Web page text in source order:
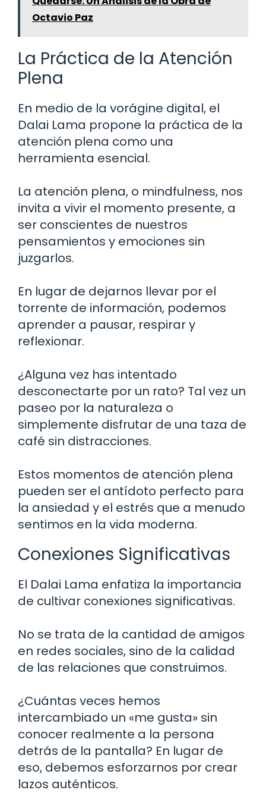
Octavio Paz
La Práctica de la Atención
Plena
En medio de la vorágine digital, el
Dalai Lama propone la práctica de la
atención plena como una
herramienta esencial.
La atención plena, o mindfulness, nos
invita a vivir el momento presente, a
ser conscientes de nuestros
pensamientos y emociones sin
juzgarlos.
En lugar de dejarnos llevar por el
torrente de información, podemos
aprender a pausar, respirar y
reflexionar.
¿Alguna vez has intentado
desconectarte por un rato? Tal vez un
paseo por la naturaleza o
simplemente disfrutar de una taza de
café sin distracciones.
Estos momentos de atención plena
pueden ser el antídoto perfecto para
la ansiedad y el estrés que a menudo
sentimos en la vida moderna.
Conexiones Significativas
El Dalai Lama enfatiza la importancia
de cultivar conexiones significativas.
No se trata de la cantidad de amigos
en redes sociales, sino de la calidad
de las relaciones que construimos.
¿Cuántas veces hemos
intercambiado un «me gusta» sin
conocer realmente a la persona
detrás de la pantalla? En lugar de
eso, debemos esforzarnos por crear
lazos auténticos.